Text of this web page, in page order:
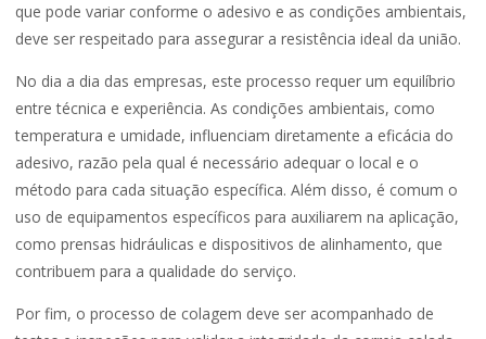
que pode variar conforme o adesivo e as condições ambientais,
deve ser respeitado para assegurar a resistência ideal da união.
No dia a dia das empresas, este processo requer um equilíbrio
entre técnica e experiência. As condições ambientais, como
temperatura e umidade, influenciam diretamente a eficácia do
adesivo, razão pela qual é necessário adequar o local e o
método para cada situação específica. Além disso, é comum o
uso de equipamentos específicos para auxiliarem na aplicação,
como prensas hidráulicas e dispositivos de alinhamento, que
contribuem para a qualidade do serviço.
Por fim, o processo de colagem deve ser acompanhado de